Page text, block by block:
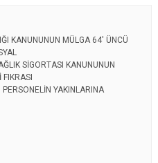
KANUNUNUN MÜLGA 64' ÜNCÜ
SİGORTASI KANUNUNUN
YAKINLARINA